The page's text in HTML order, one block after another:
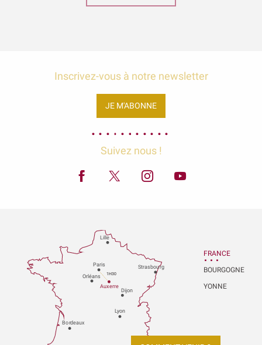
Inscrivez-vous à notre newsletter
JE M'ABONNE
Suivez nous !
Paris
Dijon
Orléans
Bordeaux
Lyon
Auxerre
Strasbourg
Lille
1H30
FRANCE
BOURGOGNE
YONNE